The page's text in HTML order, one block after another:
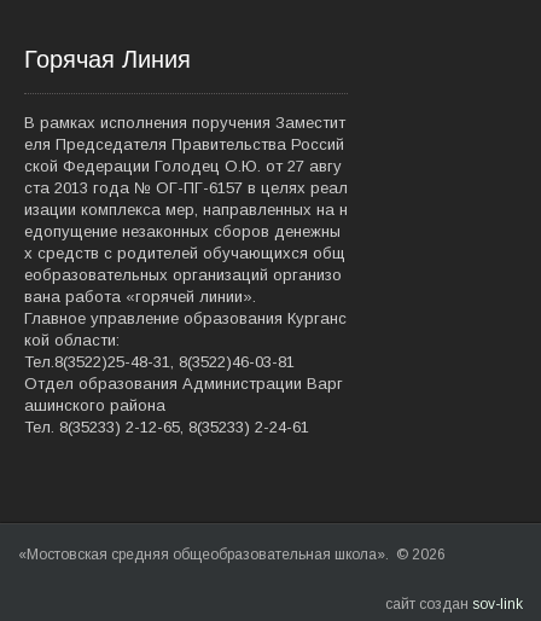
Горячая Линия
В рамках исполнения поручения Заместит
еля Председателя Правительства Россий
ской Федерации Голодец О.Ю. от 27 авгу
ста 2013 года № ОГ-ПГ-6157 в целях реал
изации комплекса мер, направленных на н
едопущение незаконных сборов денежны
х средств с родителей обучающихся общ
еобразовательных организаций организо
вана работа «горячей линии».
Главное управление образования Курганс
кой области:
Тел.8(3522)25-48-31, 8(3522)46-03-81
Отдел образования Администрации Варг
ашинского района
Тел. 8(35233) 2-12-65, 8(35233) 2-24-61
«Мостовская средняя общеобразовательная школа». © 2026
сайт создан sov-link